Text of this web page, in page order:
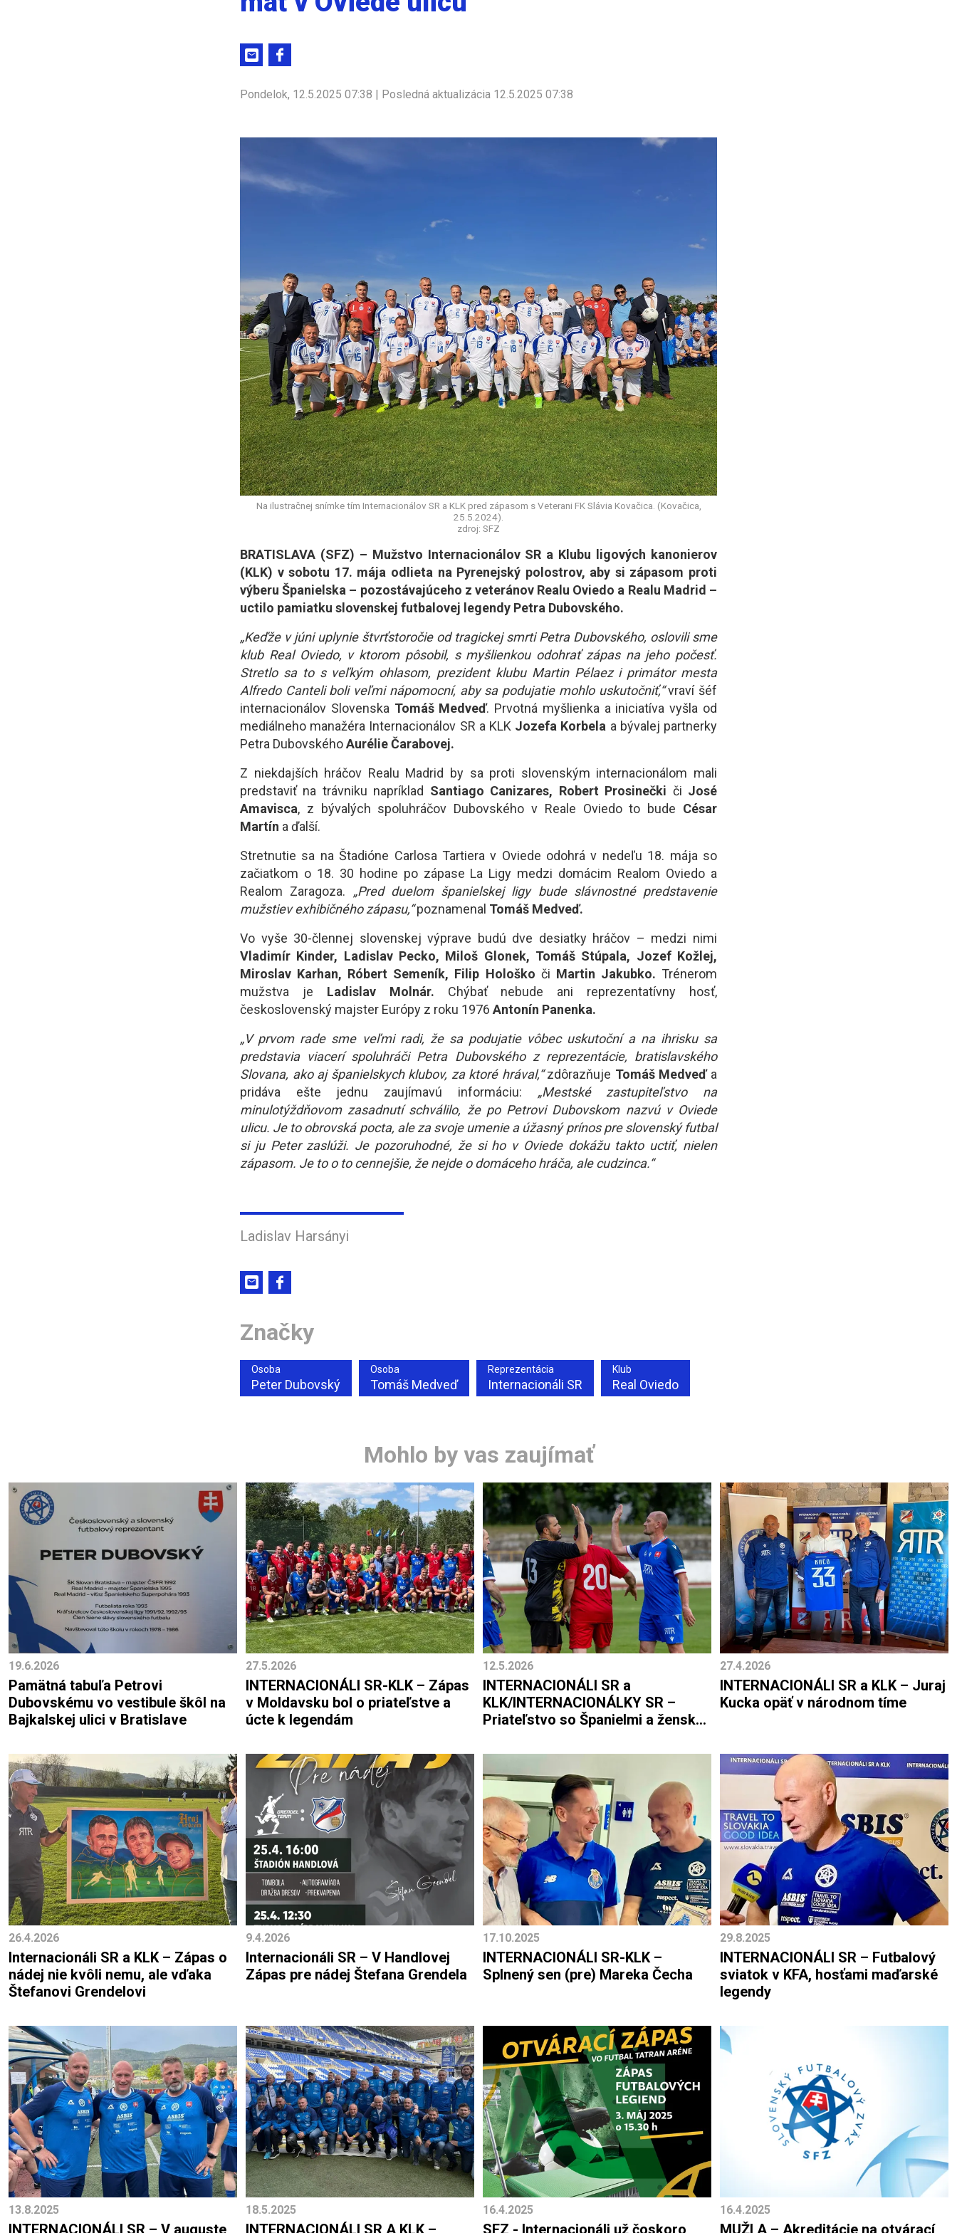
Pondelok, 12.5.2025 07:38 | Posledná aktualizácia 12.5.2025 07:38
Na ilustračnej snímke tím Internacionálov SR a KLK pred zápasom s Veterani FK Slávia Kovačica. (Kovačica,
25.5.2024).
zdroj: SFZ
BRATISLAVA (SFZ) – Mužstvo Internacionálov SR a Klubu ligových kanonierov
(KLK) v sobotu 17. mája odlieta na Pyrenejský polostrov, aby si zápasom proti
výberu Španielska – pozostávajúceho z veteránov Realu Oviedo a Realu Madrid –
uctilo pamiatku slovenskej futbalovej legendy Petra Dubovského.
„Keďže v júni uplynie štvrťstoročie od tragickej smrti Petra Dubovského, oslovili sme
klub Real Oviedo, v ktorom pôsobil, s myšlienkou odohrať zápas na jeho počesť.
Stretlo sa to s veľkým ohlasom, prezident klubu Martin Pélaez i primátor mesta
Alfredo Canteli boli veľmi nápomocní, aby sa podujatie mohlo uskutočniť,“vraví šéf
internacionálov Slovenska Tomáš Medveď. Prvotná myšlienka a iniciatíva vyšla od
mediálneho manažéra Internacionálov SR a KLK Jozefa Korbela a bývalej partnerky
Petra DubovskéhoAurélie Čarabovej.
Z niekdajších hráčov Realu Madrid by sa proti slovenským internacionálom mali
predstaviť na trávniku napríklad Santiago Canizares, Robert Prosinečki či José
Amavisca, z bývalých spoluhráčov Dubovského v Reale Oviedo to bude César
Martín a ďalší.
Stretnutie sa na Štadióne Carlosa Tartiera v Oviede odohrá v nedeľu 18. mája so
začiatkom o 18. 30 hodine po zápase La Ligy medzi domácim Realom Oviedo a
Realom Zaragoza. „Pred duelom španielskej ligy bude slávnostné predstavenie
mužstiev exhibičného zápasu,“poznamenal Tomáš Medveď.
Vo vyše 30-člennej slovenskej výprave budú dve desiatky hráčov – medzi nimi
Vladimír Kinder, Ladislav Pecko, Miloš Glonek, Tomáš Stúpala, Jozef Kožlej,
Miroslav Karhan, Róbert Semeník, Filip Hološko či Martin Jakubko. Trénerom
mužstva je Ladislav Molnár. Chýbať nebude ani reprezentatívny hosť,
československý majster Európy z roku 1976 Antonín Panenka.
„V prvom rade sme veľmi radi, že sa podujatie vôbec uskutoční a na ihrisku sa
predstavia viacerí spoluhráči Petra Dubovského z reprezentácie, bratislavského
Slovana, ako aj španielskych klubov, za ktoré hrával,“zdôrazňuje Tomáš Medveďa
pridáva ešte jednu zaujímavú informáciu: „Mestské zastupiteľstvo na
minulotýždňovom zasadnutí schválilo, že po Petrovi Dubovskom nazvú v Oviede
ulicu. Je to obrovská pocta, ale za svoje umenie a úžasný prínos pre slovenský futbal
si ju Peter zaslúži. Je pozoruhodné, že si ho v Oviede dokážu takto uctiť, nielen
zápasom. Je to o to cennejšie, že nejde o domáceho hráča, ale cudzinca.“
Ladislav Harsányi
Značky
Osoba
Peter Dubovský
Osoba
Tomáš Medveď
Reprezentácia
Internacionáli SR
Klub
Real Oviedo
Mohlo by vas zaujímať
19.6.2026
Pamätná tabuľa Petrovi
Dubovskému vo vestibule škôl na
Bajkalskej ulici v Bratislave
27.5.2026
INTERNACIONÁLI SR-KLK – Zápas
v Moldavsku bol o priateľstve a
úcte k legendám
12.5.2026
INTERNACIONÁLI SR a
KLK/INTERNACIONÁLKY SR –
Priateľstvo so Španielmi a ženský
27.4.2026
INTERNACIONÁLI SR a KLK – Juraj
Kucka opäť v národnom tíme
26.4.2026
Internacionáli SR a KLK – Zápas o
nádej nie kvôli nemu, ale vďaka
Štefanovi Grendelovi
9.4.2026
Internacionáli SR – V Handlovej
Zápas pre nádej Štefana Grendela
17.10.2025
INTERNACIONÁLI SR-KLK –
Splnený sen (pre) Mareka Čecha
29.8.2025
INTERNACIONÁLI SR – Futbalový
sviatok v KFA, hosťami maďarské
legendy
13.8.2025
INTERNACIONÁLI SR – V auguste
18.5.2025
INTERNACIONÁLI SR A KLK –
16.4.2025
SFZ - Internacionáli už čoskoro
16.4.2025
MUŽI A – Akreditácie na otvárací